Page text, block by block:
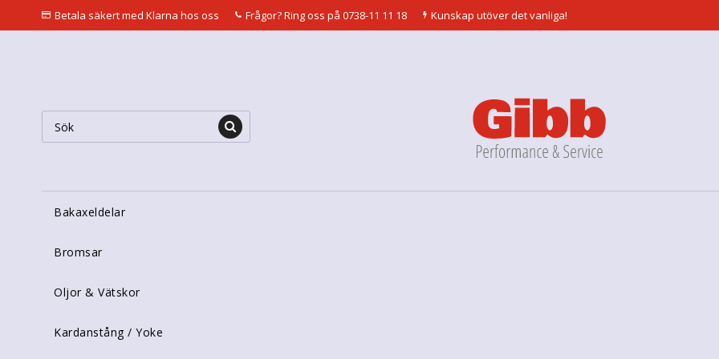
Betala säkert med Klarna hos oss Frågor? Ring oss på 0738-11 11 18 Kunskap utöver det vanliga!
Bakaxeldelar
Bromsar
Oljor & Vätskor
Kardanstång / Yoke